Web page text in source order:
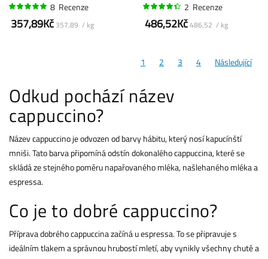
96%
8 Recenze
357,89Kč 357,89 / kg
85%
2 Recenze
486,52Kč486,52 / kg
1 2 3 4 Následující
Odkud pochází název
cappuccino?
Název cappuccino je odvozen od barvy hábitu, který nosí kapucínští
mniši. Tato barva připomíná odstín dokonalého cappuccina, které se
skládá ze stejného poměru napařovaného mléka, našlehaného mléka a
espressa.
Co je to dobré cappuccino?
Příprava dobrého cappuccina začíná u espressa. To se připravuje s
ideálním tlakem a správnou hrubostí mletí, aby vynikly všechny chutě a